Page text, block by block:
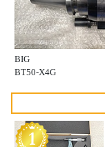
BIG
BT50-X4G